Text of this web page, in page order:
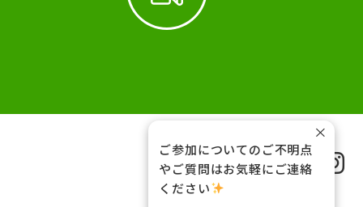
FOLLOW US
ご参加についてのご不明点
やご質問はお気軽にご連絡
ください
×